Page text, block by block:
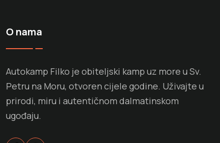
O nama
Autokamp Filko je obiteljski kamp uz more u Sv.
Petru na Moru, otvoren cijele godine. Uživajte u
prirodi, miru i autentičnom dalmatinskom
ugođaju.